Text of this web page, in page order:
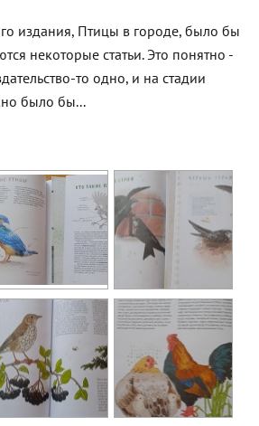
издания, Птицы в городе, было бы
некоторые статьи. Это понятно -
то одно, и на стадии
было бы...